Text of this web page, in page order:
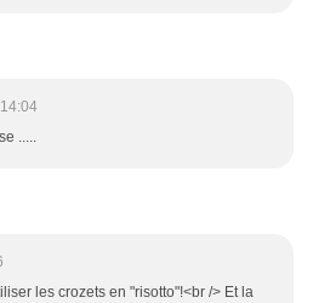
.....
les crozets en "risotto"!<br /> Et la